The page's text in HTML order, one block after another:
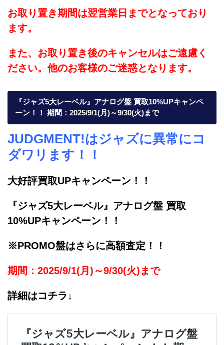
お取り置き期間は翌営業日までとなっており
ます。
また、お取り置き後のキャンセルはご遠慮く
ださい。他のお客様のご迷惑となります。
『ジャズ5大レーベル』アナログ盤 買取10%UPキャンペ
ーン！！ 期間：2025/9/1(月)～9/30(火)まで
JUDGMENT!はジャズに異常にコ
ダワリます！！
大好評買取UPキャンペーン！！
『ジャズ5大レーベル』アナログ盤 買取
10%UPキャンペーン！！
※PROMO盤はさらに高額査定！！
期間：2025/9/1(月)～9/30(火)まで
詳細はコチラ↓